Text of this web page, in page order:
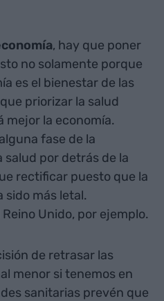
, hay que poner
no solamente porque
es el bienestar de las
priorizar la salud
mejor la economía.
fase de la
por detrás de la
rectificar puesto que la
sido más letal.
Unido, por ejemplo.
de retrasar las
menor si tenemos en
sanitarias prevén que